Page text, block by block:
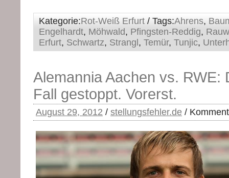
Kategorie:Rot-Weiß Erfurt / Tags:Ahrens,
Engelhardt, Möhwald, Pfingsten-Reddig, Rauw
Erfurt, Schwartz, Strangl, Temür, Tunjic,
Alemannia Aachen vs. RWE:
Fall gestoppt. Vorerst.
August 29, 2012 / stellungsfehler.de /